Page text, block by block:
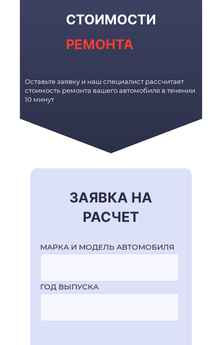
СТОИМОСТИ
РЕМОНТА
Оставьте заявку и наш специалист рассчитает
стоимость ремонта вашего автомобиля в течении
10 минут
ЗАЯВКА НА
РАСЧЕТ
МАРКА И МОДЕЛЬ АВТОМОБИЛЯ
ГОД ВЫПУСКА